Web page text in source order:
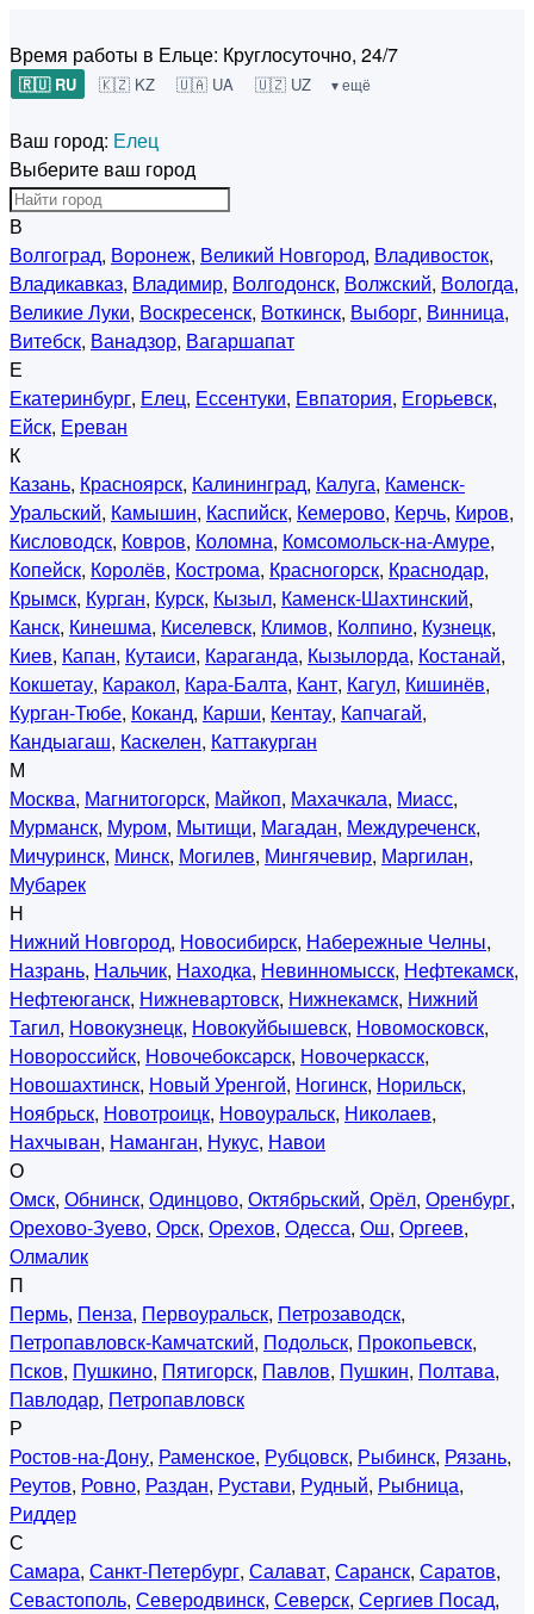
Время работы в Ельце: Круглосуточно, 24/7
🇷🇺 RU 🇰🇿 KZ 🇺🇦 UA 🇺🇿 UZ ▾ ещё
Ваш город: Елец
Выберите ваш город
В
Волгоград, Воронеж, Великий Новгород, Владивосток,
Владикавказ, Владимир, Волгодонск, Волжский, Вологда,
Великие Луки, Воскресенск, Воткинск, Выборг, Винница,
Витебск, Ванадзор, Вагаршапат
Е
Екатеринбург, Елец, Ессентуки, Евпатория, Егорьевск,
Ейск, Ереван
К
Казань, Красноярск, Калининград, Калуга, Каменск-
Уральский, Камышин, Каспийск, Кемерово, Керчь, Киров,
Кисловодск, Ковров, Коломна, Комсомольск-на-Амуре,
Копейск, Королёв, Кострома, Красногорск, Краснодар,
Крымск, Курган, Курск, Кызыл, Каменск-Шахтинский,
Канск, Кинешма, Киселевск, Климов, Колпино, Кузнецк,
Киев, Капан, Кутаиси, Караганда, Кызылорда, Костанай,
Кокшетау, Каракол, Кара-Балта, Кант, Кагул, Кишинёв,
Курган-Тюбе, Коканд, Карши, Кентау, Капчагай,
Кандыагаш, Каскелен, Каттакурган
М
Москва, Магнитогорск, Майкоп, Махачкала, Миасс,
Мурманск, Муром, Мытищи, Магадан, Междуреченск,
Мичуринск, Минск, Могилев, Мингячевир, Маргилан,
Мубарек
Н
Нижний Новгород, Новосибирск, Набережные Челны,
Назрань, Нальчик, Находка, Невинномысск, Нефтекамск,
Нефтеюганск, Нижневартовск, Нижнекамск, Нижний
Тагил, Новокузнецк, Новокуйбышевск, Новомосковск,
Новороссийск, Новочебоксарск, Новочеркасск,
Новошахтинск, Новый Уренгой, Ногинск, Норильск,
Ноябрьск, Новотроицк, Новоуральск, Николаев,
Нахчыван, Наманган, Нукус, Навои
О
Омск, Обнинск, Одинцово, Октябрьский, Орёл, Оренбург,
Орехово-Зуево, Орск, Орехов, Одесса, Ош, Оргеев,
Олмалик
П
Пермь, Пенза, Первоуральск, Петрозаводск,
Петропавловск-Камчатский, Подольск, Прокопьевск,
Псков, Пушкино, Пятигорск, Павлов, Пушкин, Полтава,
Павлодар, Петропавловск
Р
Ростов-на-Дону, Раменское, Рубцовск, Рыбинск, Рязань,
Реутов, Ровно, Раздан, Рустави, Рудный, Рыбница,
Риддер
С
Самара, Санкт-Петербург, Салават, Саранск, Саратов,
Севастополь, Северодвинск, Северск, Сергиев Посад,